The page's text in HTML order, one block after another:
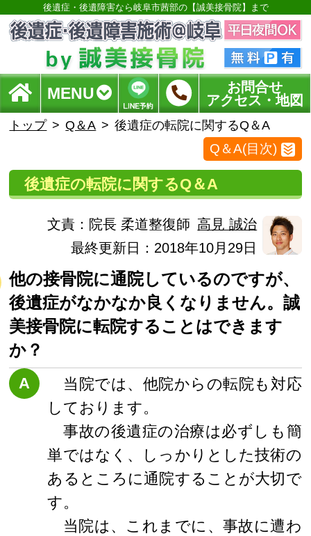
後遺症・後遺障害なら岐阜市茜部の【誠美接骨院】まで
MENU
お問合せ
アクセス・地図
トップ Q＆A 後遺症の転院に関するQ＆A
Q＆A(目次)
後遺症の転院に関するQ＆A
文責： 院長 柔道整復師 高見 誠治
最終更新日：2018年10月29日
他の接骨院に通院しているのですが、
後遺症がなかなか良くなりません。誠
美接骨院に転院することはできます
か？
A
当院では、他院からの転院も対応
しております。
事故の後遺症の治療は必ずしも簡
単ではなく、しっかりとした技術の
あるところに通院することが大切で
す。
当院は、これまでに、事故に遭わ